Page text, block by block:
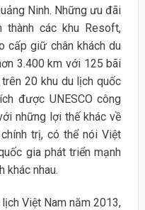
Ninh. Những ưu đãi
thành các khu Resoft,
cấp giữ chân khách du
3.400 km với 125 bãi
20 khu du lịch quốc
được UNESCO công
những lợi thế khác về
trị, có thể nói Việt
gia phát triển mạnh
khác nhau.
Việt Nam năm 2013,